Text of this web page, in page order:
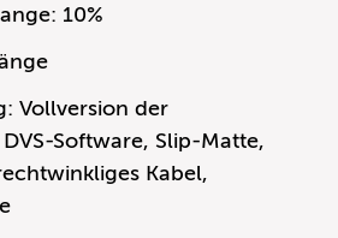
10%
Vollversion der
Software, Slip-Matte,
Kabel,